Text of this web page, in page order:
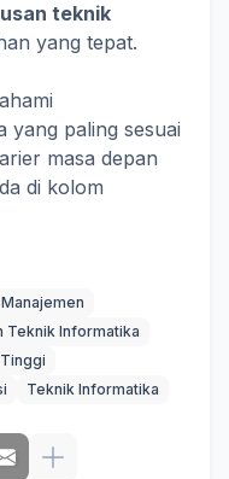
teknik
yang tepat.
yang paling sesuai
masa depan
di kolom
Teknik Informatika
Teknik Informatika